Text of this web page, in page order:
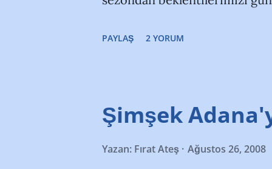
olması ise sevindirici
yönetim ...
Demirspor'u kayyuma
kendisine muhtaç olma
PAYLAŞ 2 YORUM
Şimşek
Yazan: Fırat Ateş Ağustos 26, 2008